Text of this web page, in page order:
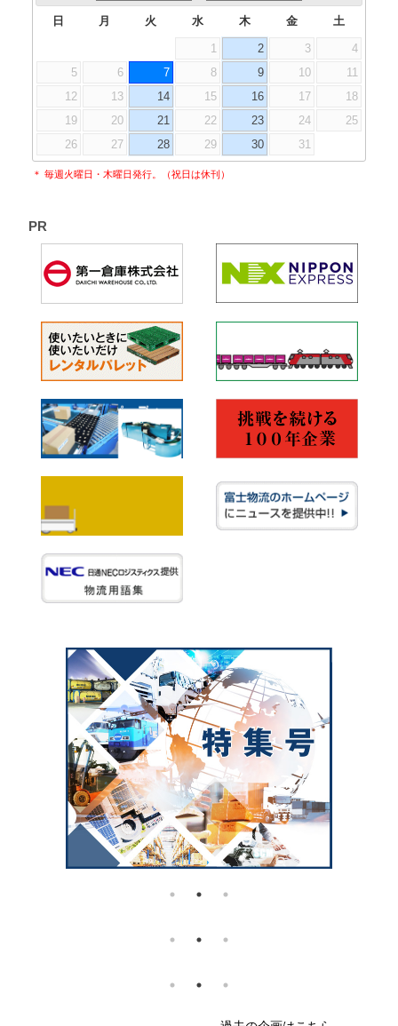
日 月 火 水 木 金 土
1 2 3
4
5
6 7 8 9 10
11
12
13 14 15 16 17
18
19
20 21 22 23 24
25
26
27 28 29 30 31
＊ 毎週火曜日・木曜日発行。（祝日は休刊）